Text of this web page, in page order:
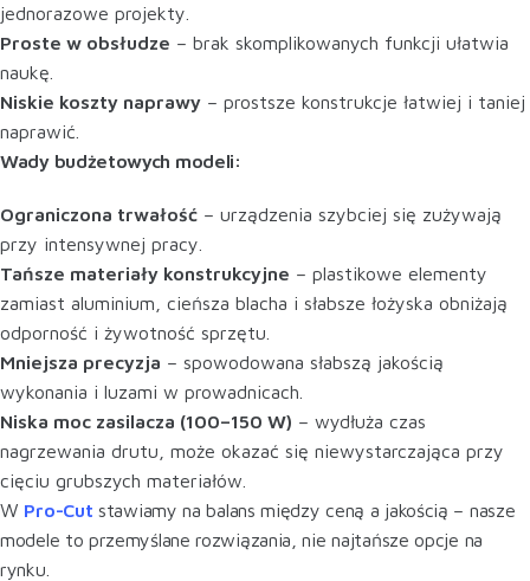
jednorazowe projekty.
Proste w obsłudze – brak skomplikowanych funkcji ułatwia
naukę.
Niskie koszty naprawy – prostsze konstrukcje łatwiej i taniej
naprawić.
Wady budżetowych modeli:
Ograniczona trwałość – urządzenia szybciej się zużywają
przy intensywnej pracy.
Tańsze materiały konstrukcyjne – plastikowe elementy
zamiast aluminium, cieńsza blacha i słabsze łożyska obniżają
odporność i żywotność sprzętu.
Mniejsza precyzja – spowodowana słabszą jakością
wykonania i luzami w prowadnicach.
Niska moc zasilacza (100–150 W) – wydłuża czas
nagrzewania drutu, może okazać się niewystarczająca przy
cięciu grubszych materiałów.
W Pro-Cut stawiamy na balans między ceną a jakością – nasze
modele to przemyślane rozwiązania, nie najtańsze opcje na
rynku.